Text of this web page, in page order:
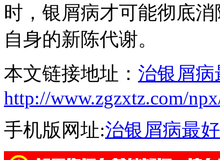
时，银屑病才可能彻底
自身的新陈代谢。
本文链接地址： 治银屑
http://www.zgzxtz.com/
手机版网址:治银屑病最